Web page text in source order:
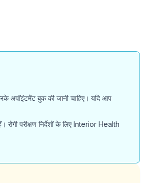
अपॉइंटमेंट बुक की जानी चाहिए। यदि आप
परीक्षण निर्देशों के लिए Interior Health